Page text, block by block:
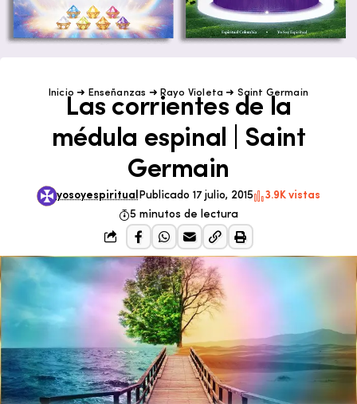
Inicio ➜ Enseñanzas ➜ Rayo Violeta ➜ Saint Germain
Las corrientes de la
médula espinal | Saint
Germain
yosoyespiritual Publicado 17 julio, 2015
3.9K vistas
5 minutos de lectura